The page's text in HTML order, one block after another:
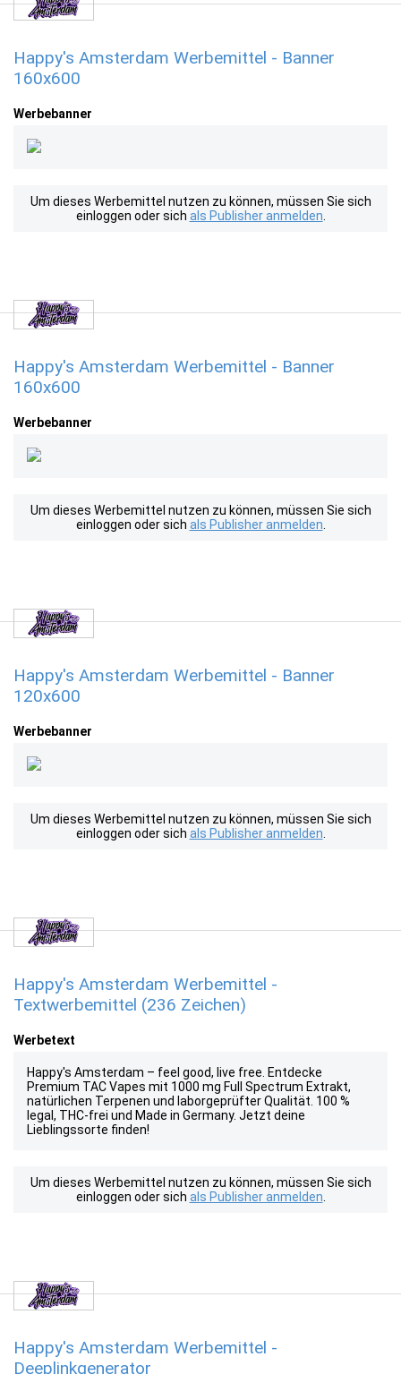
Happy's Amsterdam Werbemittel - Banner
160x600
Werbebanner
Um dieses Werbemittel nutzen zu können, müssen Sie sich
einloggen oder sich als Publisher anmelden
Happy's Amsterdam Werbemittel - Banner
160x600
Werbebanner
Um dieses Werbemittel nutzen zu können, müssen Sie sich
einloggen oder sich als Publisher anmelden
Happy's Amsterdam Werbemittel - Banner
120x600
Werbebanner
Um dieses Werbemittel nutzen zu können, müssen Sie sich
einloggen oder sich als Publisher anmelden
Happy's Amsterdam Werbemittel -
Textwerbemittel (236 Zeichen)
Werbetext
Happy's Amsterdam – feel good, live free. Entdecke
Premium TAC Vapes mit 1000 mg Full Spectrum Extrakt,
natürlichen Terpenen und laborgeprüfter Qualität. 100 %
legal, THC-frei und Made in Germany. Jetzt deine
Lieblingssorte finden!
Um dieses Werbemittel nutzen zu können, müssen Sie sich
einloggen oder sich als Publisher anmelden
Happy's Amsterdam Werbemittel -
Deeplinkgenerator